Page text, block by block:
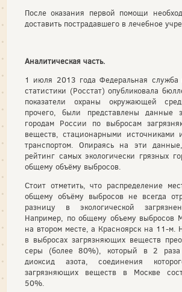
После оказания первой помощи
доставить пострадавшего в лечебное
Аналитическая часть.
1 июля 2013 года Федеральная служба
статистики (Росстат) опубликовала
показатели охраны окружающей
прочего, были представлены
городам России по выбросам
веществ, стационарными источниками
транспортом. Опираясь на эти
рейтинг самых экологически грязных
общему объёму выбросов.
Стоит отметить, что распределение
общему объёму выбросов не всегда
разницу в экологической
Например, по общему объему выбросов
на втором месте, а Красноярск на 11-м.
в выбросах загрязняющих веществ
серы (более 80%), который в 2 раза
диоксид азота, соединения
загрязняющих веществ в Москве
50%.